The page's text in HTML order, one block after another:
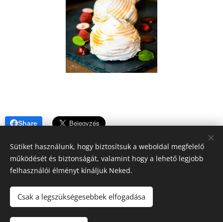
Share
A blogban megjelenő tartalomra (receptek, írások, fotók, stb.)
a szerzői jogról szóló 2016. évi XCIII. törvény
vonatkozik.Kérem, hogy felhasználásához kérjen engedélyt!
Sütiket használunk, hogy biztosítsuk a weboldal megfelelő
működését és biztonságát, valamint hogy a lehető legjobb
felhasználói élményt kínáljuk Neked.
Csak a legszükségesebbek elfogadása